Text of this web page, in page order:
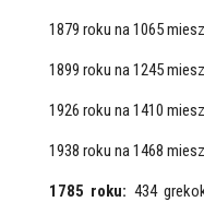
1879 roku na 1065
1899 roku na 1245
1926 roku na 1410
1938 roku na 1468
1785 roku: 434